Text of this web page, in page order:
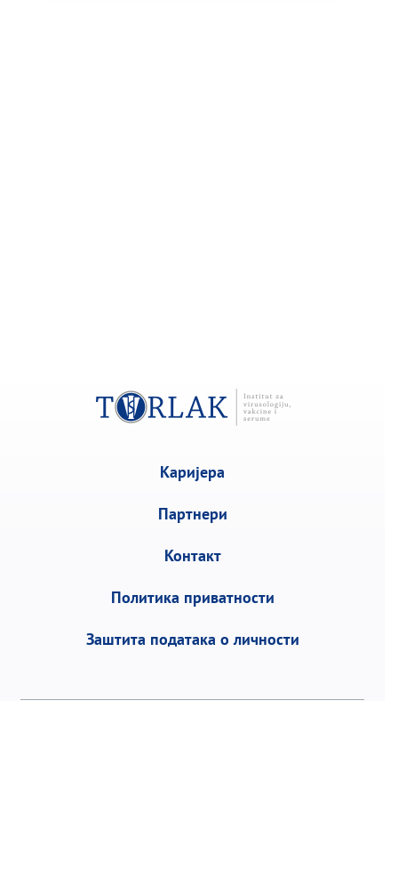
Каријера
Партнери
Контакт
Политика приватности
Заштита података о личности